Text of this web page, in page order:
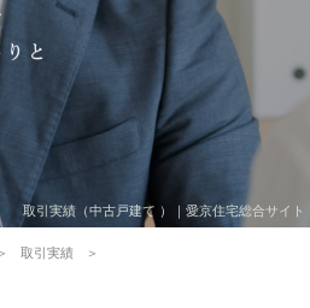
取引実績（中古戸建て ）｜愛京住宅総合サイト
取引実績